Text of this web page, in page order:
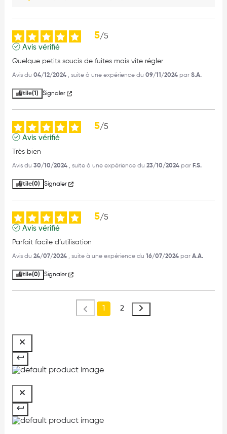
5/5
Avis vérifié
Quelque petits soucis de fuites mais vite régler
Avis du 04/12/2024 , suite à une expérience du 09/11/2024 par S.A.
Utile(1) Signaler
5/5
Avis vérifié
Très bien
Avis du 30/10/2024 , suite à une expérience du 23/10/2024 par F.S.
Utile(0) Signaler
5/5
Avis vérifié
Parfait facile d’utilisation
Avis du 24/07/2024 , suite à une expérience du 16/07/2024 par A.A.
Utile(0) Signaler
1 2